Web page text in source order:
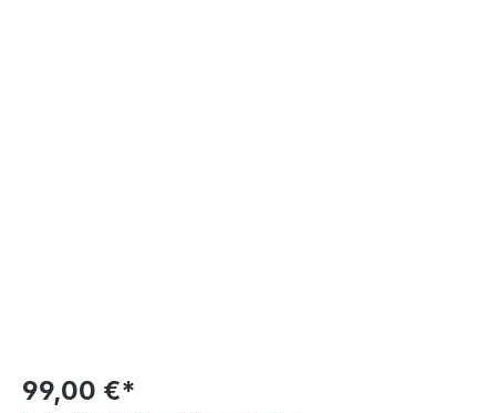
99,00 €*